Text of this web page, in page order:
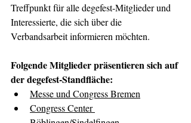
Treffpunkt für alle degefest-Mitglieder und
Interessierte, die sich über die
Verbandsarbeit informieren möchten.
Folgende Mitglieder präsentieren sich auf
der degefest-Standfläche:
Messe und Congress Bremen
Congress Center